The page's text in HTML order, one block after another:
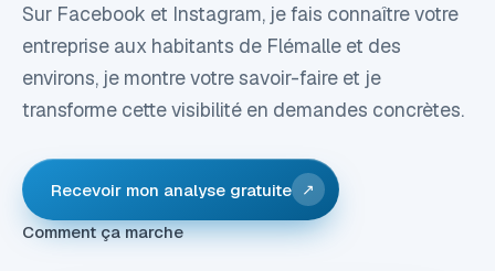
Sur Facebook et Instagram, je fais connaître votre
entreprise aux habitants de Flémalle et des
environs, je montre votre savoir-faire et je
transforme cette visibilité en demandes concrètes.
Recevoir mon analyse gratuite ↗
Comment ça marche